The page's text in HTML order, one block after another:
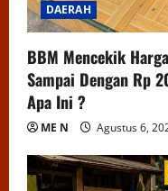
DAERAH
BBM Mencekik
Sampai Dengan Rp
Apa Ini ?
ME N Agustus 6,